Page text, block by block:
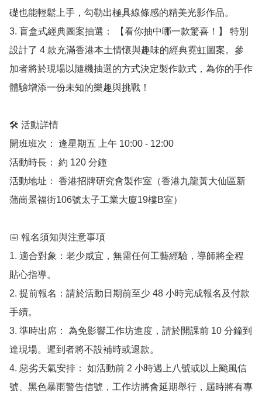
礎也能輕鬆上手，勾勒出極具線條感的精美光影作品。
3. 盲盒式經典圖案抽選： 【看你抽中哪一款驚喜！】 特別
設計了 4 款充滿香港本土情懷與趣味的經典霓虹圖案。參
加者將於現場以隨機抽選的方式決定製作款式，為你的手作
體驗增添一份未知的樂趣與挑戰！
🛠️ 活動詳情
開班班次： 逢星期五 上午 10:00 - 12:00
活動時長： 約 120 分鐘
活動地址： 香港招牌研究會製作室（香港九龍黃大仙區新
蒲崗景福街106號太子工業大廈19樓B室）
📅 報名須知與注意事項
1. 適合對象：老少咸宜，無需任何工藝經驗，導師將全程
貼心指導。
2. 提前報名：請於活動日期前至少 48 小時完成報名及付款
手續。
3. 準時出席： 為免影響工作坊進度，請於開課前 10 分鐘到
達現場。遲到者將不設補時或退款。
4. 惡劣天氣安排： 如活動前 2 小時遇上八號或以上颱風信
號、黑色暴雨警告信號，工作坊將會延期舉行，屆時將有專